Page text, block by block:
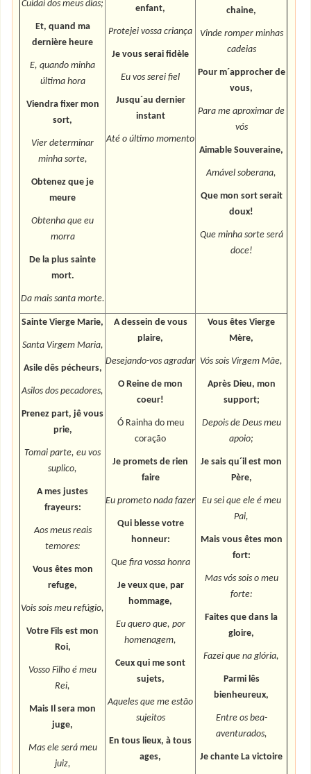
Cuidai dos meus dias;
Et, quand ma
dernière heure
E, quando minha
última hora
Viendra fixer mon
sort,
Vier determinar
minha sorte,
Obtenez que je
meure
Obtenha que eu
morra
De la plus sainte
mort.
Da mais santa morte.
enfant,
Protejei vossa criança
Je vous serai fidèle
Eu vos serei fiel
Jusqu´au dernier
instant
Até o último momento
chaine,
Vinde romper minhas
cadeias
Pour m´approcher de
vous,
Para me aproximar de
vós
Aimable Souveraine,
Amável soberana,
Que mon sort serait
doux!
Que minha sorte será
doce!
Sainte Vierge Marie,
Santa Virgem Maria,
Asile dês pécheurs,
Asilos dos pecadores,
Prenez part, jê vous
prie,
Tomai parte, eu vos
suplico,
A mes justes
frayeurs:
Aos meus reais
temores:
Vous êtes mon
refuge,
Vois sois meu refúgio,
Votre Fils est mon
Roi,
Vosso Filho é meu
Rei,
Mais Il sera mon
juge,
Mas ele será meu
juiz,
A dessein de vous
plaire,
Desejando-vos agradar
O Reine de mon
coeur!
Ó Rainha do meu
coração
Je promets de rien
faire
Eu prometo nada fazer
Qui blesse votre
honneur:
Que fira vossa honra
Je veux que, par
hommage,
Eu quero que, por
homenagem,
Ceux qui me sont
sujets,
Aqueles que me estão
sujeitos
En tous lieux, à tous
ages,
Vous êtes Vierge
Mère,
Vós sois Virgem Mãe,
Après Dieu, mon
support;
Depois de Deus meu
apoio;
Je sais qu´il est mon
Père,
Eu sei que ele é meu
Pai,
Mais vous êtes mon
fort:
Mas vós sois o meu
forte:
Faites que dans la
gloire,
Fazei que na glória,
Parmi lês
bienheureux,
Entre os bea-
aventurados,
Je chante La victoire